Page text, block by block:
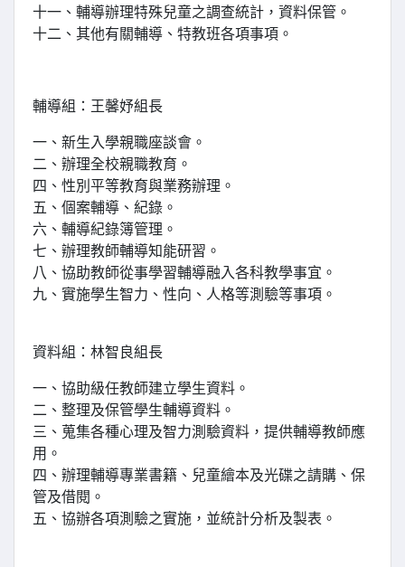
十一、輔導辦理特殊兒童之調查統計，資料保管。
十二、其他有關輔導、特教班各項事項。
輔導組：王馨妤組長
一、新生入學親職座談會。
二、辦理全校親職教育。
四、性別平等教育與業務辦理。
五、個案輔導、紀錄。
六、輔導紀錄簿管理。
七、辦理教師輔導知能研習。
八、協助教師從事學習輔導融入各科教學事宜。
九、實施學生智力、性向、人格等測驗等事項。
資料組：林智良組長
一、協助級任教師建立學生資料。
二、整理及保管學生輔導資料。
三、蒐集各種心理及智力測驗資料，提供輔導教師應
用。
四、辦理輔導專業書籍、兒童繪本及光碟之請購、保
管及借閱。
五、協辦各項測驗之實施，並統計分析及製表。